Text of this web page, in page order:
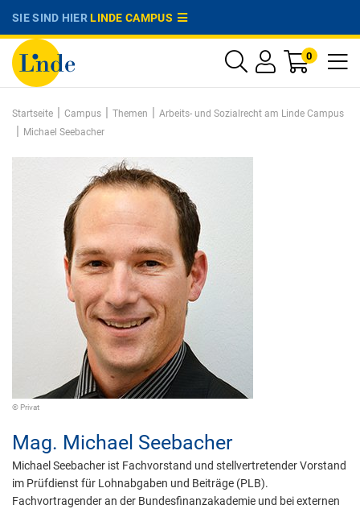
SIE SIND HIERLINDE CAMPUS
0
Startseite | Campus | Themen | Arbeits- und Sozialrecht am Linde Campus
| Michael Seebacher
© Privat
Mag. Michael Seebacher
Michael Seebacher ist Fachvorstand und stellvertretender Vorstand
im Prüfdienst für Lohnabgaben und Beiträge (PLB).
Fachvortragender an der Bundesfinanzakademie und bei externen